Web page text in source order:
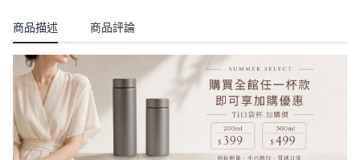
商品描述 商品評論